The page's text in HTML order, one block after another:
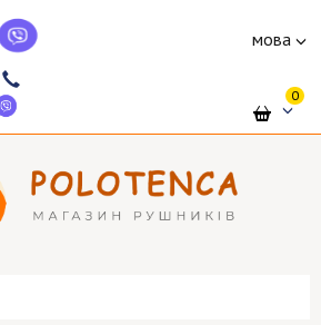
мова
0